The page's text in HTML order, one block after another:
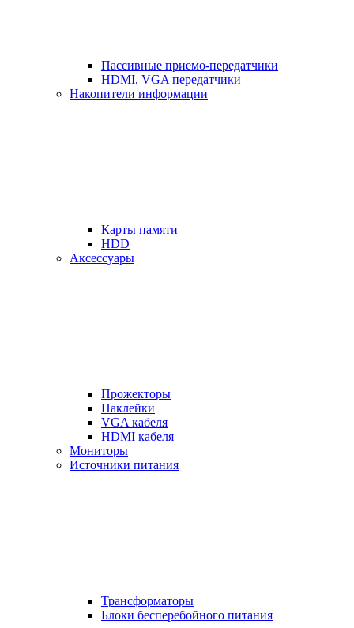
Пассивные приемо-передатчики
HDMI, VGA передатчики
Накопители информации
Карты памяти
HDD
Аксессуары
Прожекторы
Наклейки
VGA кабеля
HDMI кабеля
Мониторы
Источники питания
Трансформаторы
Блоки бесперебойного питания